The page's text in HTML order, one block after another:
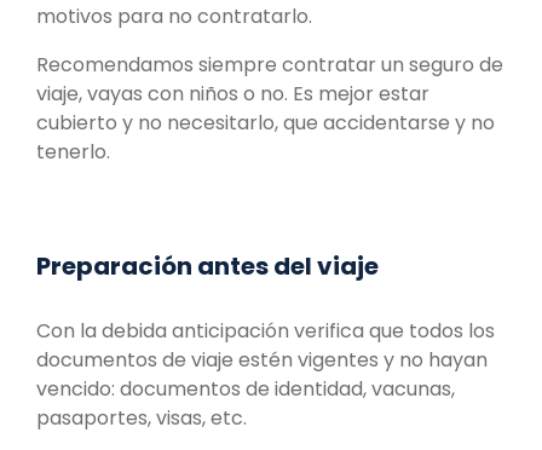
motivos para no contratarlo.
Recomendamos siempre contratar un seguro de
viaje, vayas con niños o no. Es mejor estar
cubierto y no necesitarlo, que accidentarse y no
tenerlo.
Preparación antes del viaje
Con la debida anticipación verifica que todos los
documentos de viaje estén vigentes y no hayan
vencido: documentos de identidad, vacunas,
pasaportes, visas, etc.